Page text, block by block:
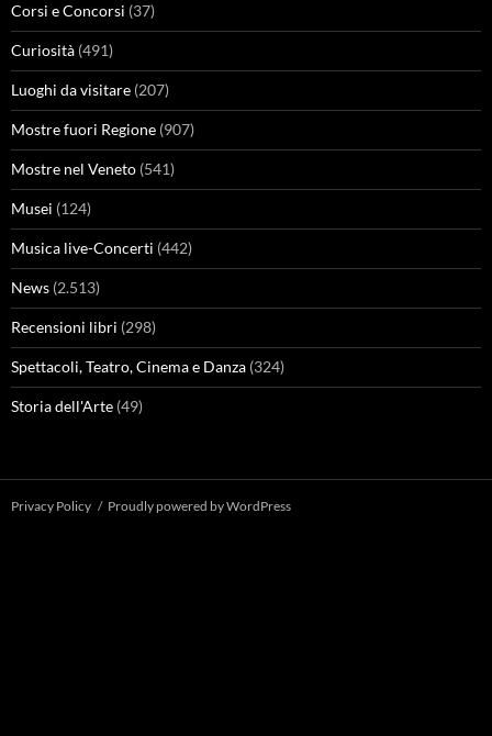
Corsi e Concorsi (37)
Curiosità (491)
Luoghi da visitare (207)
Mostre fuori Regione (907)
Mostre nel Veneto (541)
Musei (124)
Musica live-Concerti (442)
News (2.513)
Recensioni libri (298)
Spettacoli, Teatro, Cinema e Danza (324)
Storia dell'Arte (49)
Privacy Policy Proudly powered by WordPress